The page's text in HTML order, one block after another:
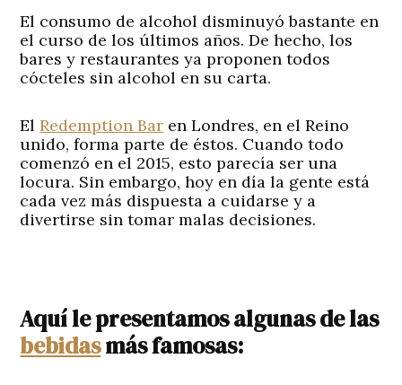
El consumo de alcohol disminuyó bastante en
el curso de los últimos años. De hecho, los
bares y restaurantes ya proponen todos
cócteles sin alcohol en su carta.
ElRedemption Bar en Londres, en el Reino
unido, forma parte de éstos. Cuando todo
comenzó en el 2015, esto parecía ser una
locura. Sin embargo, hoy en día la gente está
cada vez más dispuesta a cuidarse y a
divertirse sin tomar malas decisiones.
Aquí le presentamos algunas de las
bebidasmás famosas: